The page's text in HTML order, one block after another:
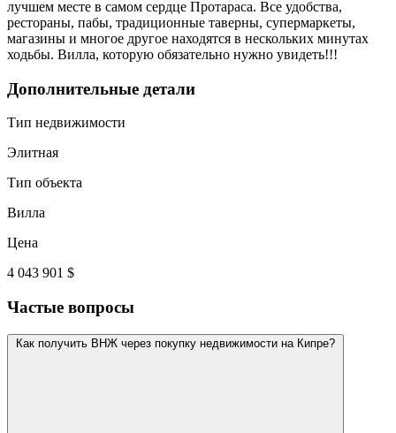
лучшем месте в самом сердце Протараса. Все удобства,
рестораны, пабы, традиционные таверны, супермаркеты,
магазины и многое другое находятся в нескольких минутах
ходьбы. Вилла, которую обязательно нужно увидеть!!!
Дополнительные детали
Тип недвижимости
Элитная
Тип объекта
Вилла
Цена
4 043 901 $
Частые вопросы
Как получить ВНЖ через покупку недвижимости на Кипре?